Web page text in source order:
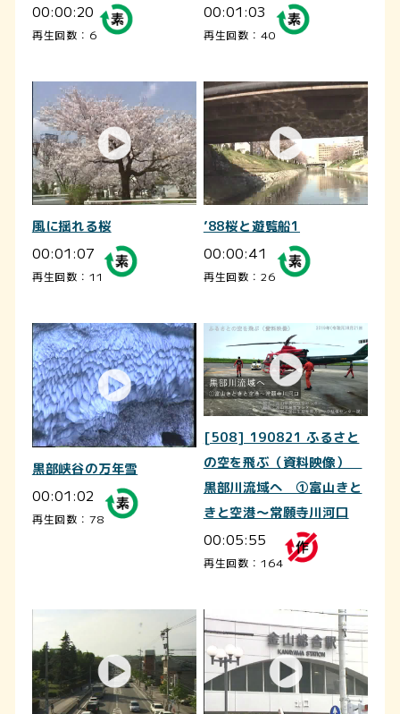
00:00:20
再生回数：6
00:01:03
再生回数：40
風に揺れる桜
00:01:07
再生回数：11
’88桜と遊覧船1
00:00:41
再生回数：26
黒部峡谷の万年雪
00:01:02
再生回数：78
[508] 190821 ふるさと
の空を飛ぶ（資料映像）
黒部川流域へ ①富山きと
きと空港～常願寺川河口
00:05:55
再生回数：164